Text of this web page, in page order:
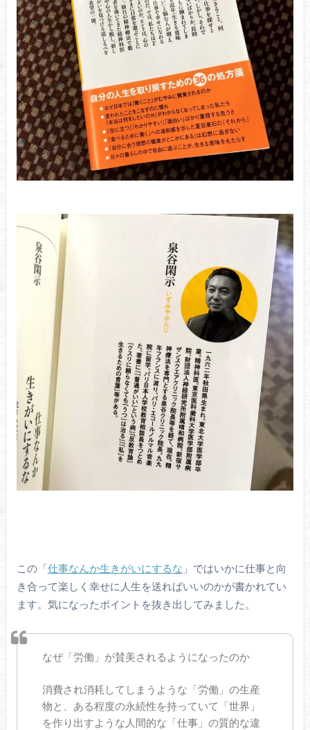
この「仕事なんか生きがいにするな 」ではいかに仕事と向
き合って楽しく幸せに人生を送ればいいのかが書かれてい
ます。気になったポイントを抜き出してみました。
なぜ「労働」が賛美されるようになったのか
消費され消耗してしまうような「労働」の生産
物と、ある程度の永続性を持っていて「世界」
を作り出すような人間的な「仕事」の質的な違